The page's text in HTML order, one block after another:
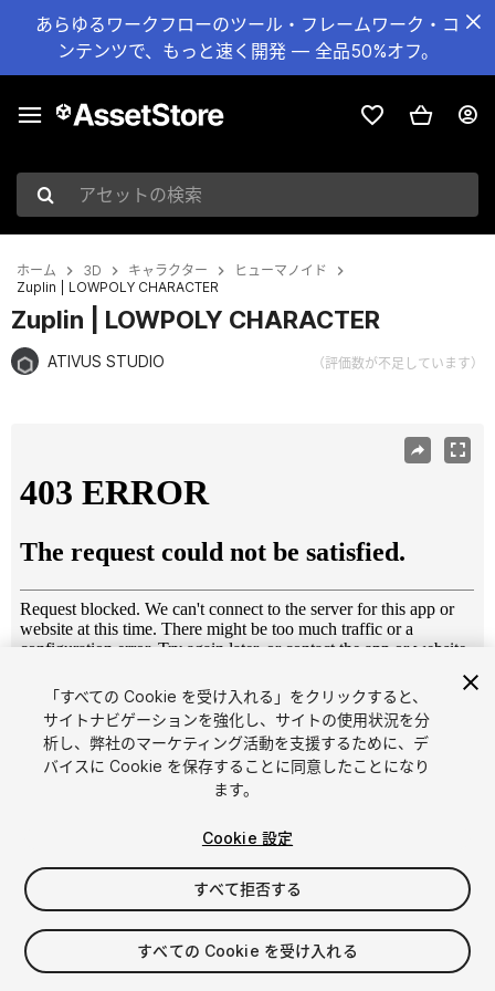
あらゆるワークフローのツール・フレームワーク・コ
ンテンツで、もっと速く開発 — 全品50%オフ。
アセットの検索
ホーム 3D キャラクター
ヒューマノイド
Zuplin | LOWPOLY CHARACTER
Zuplin | LOWPOLY CHARACTER
ATIVUS STUDIO （評価数が不足しています）
1 /3
$4.99
消費税は決済時に計算されます
「すべての Cookie を受け入れる」をクリックすると、
サイトナビゲーションを強化し、サイトの使用状況を分
析し、弊社のマーケティング活動を支援するために、デ
バイスに Cookie を保存することに同意したことになり
ます。
Cookie 設定
すべて拒否する
すべての Cookie を受け入れる